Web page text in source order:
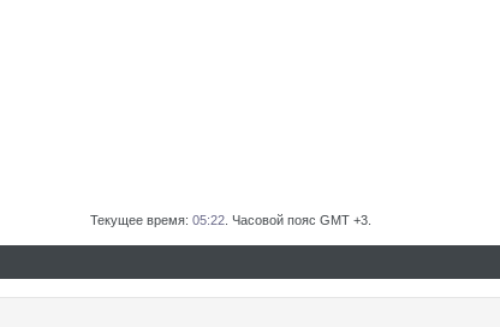
Текущее время: 05:22 . Часовой пояс GMT +3.